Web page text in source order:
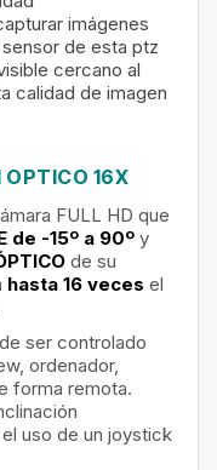
imágenes
de esta ptz
cercano al
calidad de imagen
OPTICO 16X
FULL HD que
de -15º a 90º y
de su
hasta 16 veces el
ser controlado
ordenador,
forma remota.
uso de un joystick